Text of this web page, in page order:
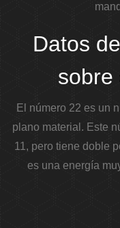
Datos
sobre
El número 22 es un
plano material. Este
11, pero tiene doble
es una energía